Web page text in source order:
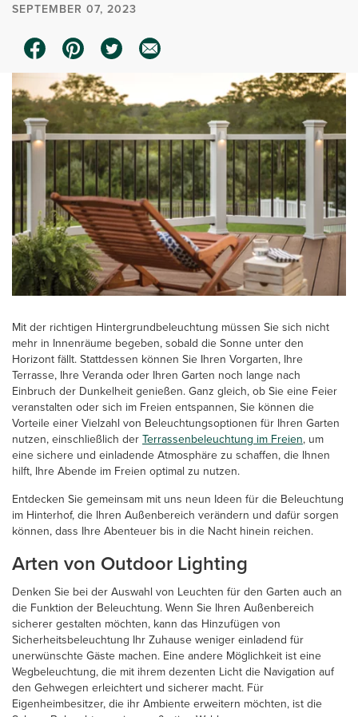
SEPTEMBER 07, 2023
Mit der richtigen Hintergrundbeleuchtung müssen Sie sich nicht
mehr in Innenräume begeben, sobald die Sonne unter den
Horizont fällt. Stattdessen können Sie Ihren Vorgarten, Ihre
Terrasse, Ihre Veranda oder Ihren Garten noch lange nach
Einbruch der Dunkelheit genießen. Ganz gleich, ob Sie eine Feier
veranstalten oder sich im Freien entspannen, Sie können die
Vorteile einer Vielzahl von Beleuchtungsoptionen für Ihren Garten
nutzen, einschließlich derTerrassenbeleuchtung im Freien, um
eine sichere und einladende Atmosphäre zu schaffen, die Ihnen
hilft, Ihre Abende im Freien optimal zu nutzen.
Entdecken Sie gemeinsam mit uns neun Ideen für die Beleuchtung
im Hinterhof, die Ihren Außenbereich verändern und dafür sorgen
können, dass Ihre Abenteuer bis in die Nacht hinein reichen.
Arten von Outdoor Lighting
Denken Sie bei der Auswahl von Leuchten für den Garten auch an
die Funktion der Beleuchtung. Wenn Sie Ihren Außenbereich
sicherer gestalten möchten, kann das Hinzufügen von
Sicherheitsbeleuchtung Ihr Zuhause weniger einladend für
unerwünschte Gäste machen. Eine andere Möglichkeit ist eine
Wegbeleuchtung, die mit ihrem dezenten Licht die Navigation auf
den Gehwegen erleichtert und sicherer macht. Für
Eigenheimbesitzer, die ihr Ambiente erweitern möchten, ist die